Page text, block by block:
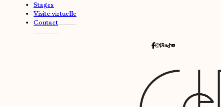
Stages
Visite virtuelle
Contact